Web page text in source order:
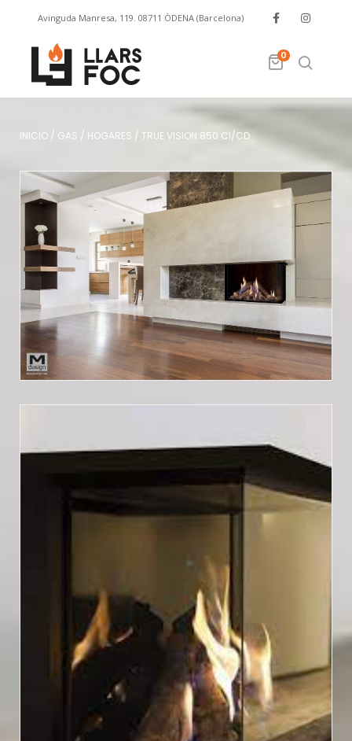
Avinguda Manresa, 119. 08711 ÒDENA (Barcelona)
info@llarsfoc.com 0
INICIO / GAS / HOGARES / TRUE VISION 850 CI/CD